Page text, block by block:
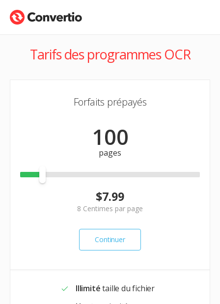
Tarifs des programmes OCR
Forfaits prépayés
100
pages
$7.99
8 Centimes par page
Continuer
Illimitétaille du fichier